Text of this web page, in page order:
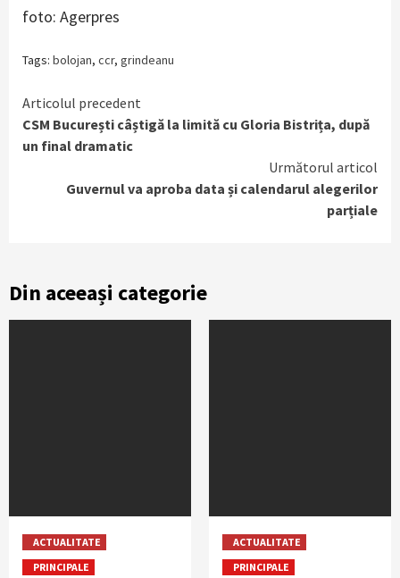
foto: Agerpres
Tags: bolojan, ccr, grindeanu
Continue
Reading
Articolul precedent
CSM București câștigă la limită cu Gloria Bistrița, după
un final dramatic
Următorul articol
Guvernul va aproba data și calendarul alegerilor
parțiale
Din aceeași categorie
ACTUALITATE
PRINCIPALE
ACTUALITATE
PRINCIPALE